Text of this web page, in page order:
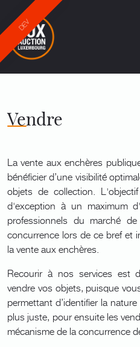
DEV
Vendre
La vente aux enchères
bénéficier d’une visibilité
objets de collection.
d'exception à un maximum
professionnels du marché
concurrence lors de ce bref et
la vente aux enchères.
Recourir à nos services est
vendre vos objets, puisque
permettant d’identifier la
plus juste, pour ensuite les
mécanisme de la concurrence